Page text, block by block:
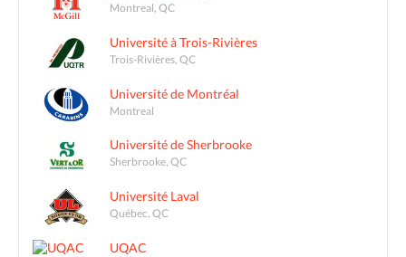
Montreal, QC
Université à Trois-Rivières
Trois-Rivières, QC
Université de Montréal
Montreal
Université de Sherbrooke
Sherbrooke, QC
Université Laval
Québec, QC
UQAC